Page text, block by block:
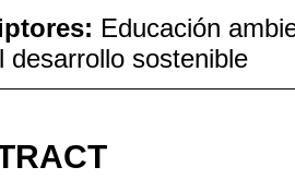
Educación
desarrollo sostenible